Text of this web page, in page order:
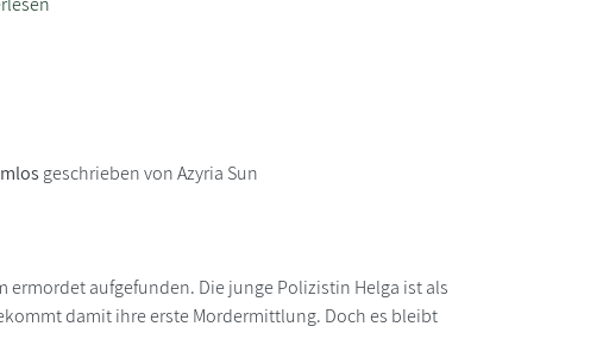
geschrieben von Azyria Sun
ermordet aufgefunden. Die junge Polizistin Helga ist als
damit ihre erste Mordermittlung. Doch es bleibt